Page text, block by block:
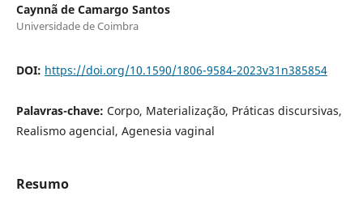
Caynnã de Camargo Santos
Universidade de Coimbra
DOI: https://doi.org/10.1590/1806-9584-2023v31n385854
Palavras-chave: Corpo, Materialização, Práticas discursivas,
Realismo agencial, Agenesia vaginal
Resumo